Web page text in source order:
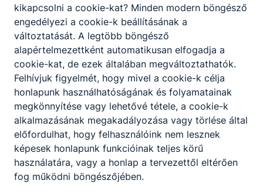
kikapcsolni a cookie-kat? Minden modern böngésző
engedélyezi a cookie-k beállításának a
változtatását. A legtöbb böngésző
alapértelmezettként automatikusan elfogadja a
cookie-kat, de ezek általában megváltoztathatók.
Felhívjuk figyelmét, hogy mivel a cookie-k célja
honlapunk használhatóságának és folyamatainak
megkönnyítése vagy lehetővé tétele, a cookie-k
alkalmazásának megakadályozása vagy törlése által
előfordulhat, hogy felhasználóink nem lesznek
képesek honlapunk funkcióinak teljes körű
használatára, vagy a honlap a tervezettől eltérően
fog működni böngészőjében.